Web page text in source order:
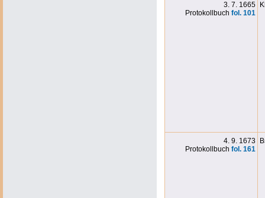
3. 7. 1665
Protokollbuch fol. 101
4. 9. 1673
Protokollbuch fol. 161